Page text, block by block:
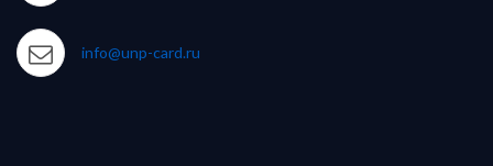
info@unp-card.ru